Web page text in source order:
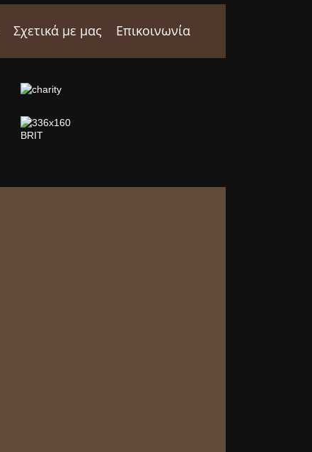
Σχετικά με μας Επικοινωνία